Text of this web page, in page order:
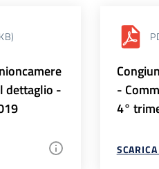
dettaglio -
-
4°